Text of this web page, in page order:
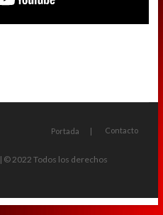
Portada Contacto
| © 2022 Todos los derechos